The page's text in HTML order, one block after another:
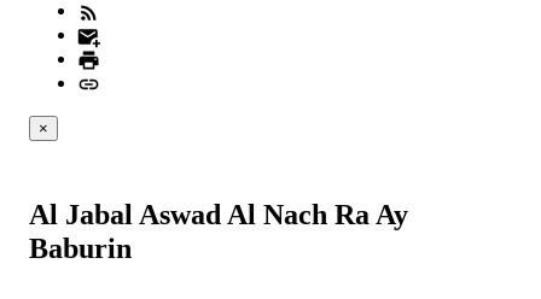
×
Al Jabal Aswad Al Nach Ra Ay
Baburin